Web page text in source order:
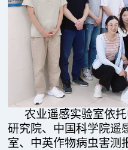
农业遥感实验室依
研究院、中国科学院遥
室、中英作物病虫害测